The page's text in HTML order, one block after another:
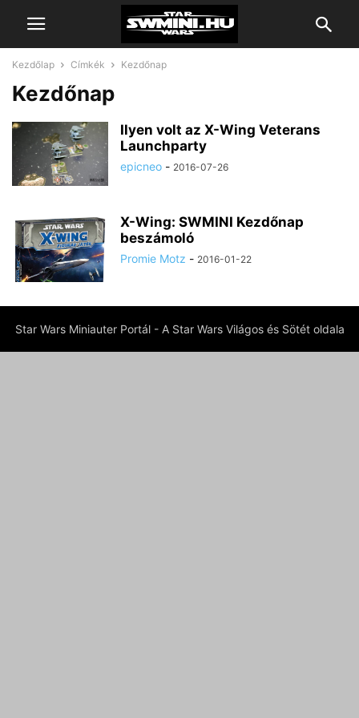
Kezdőlap Címkék Kezdőnap
Kezdőnap
Ilyen volt az X-Wing Veterans
Launchparty
epicneo - 2016-07-26
X-Wing: SWMINI Kezdőnap
beszámoló
Promie Motz - 2016-01-22
Star Wars Miniauter Portál - A Star Wars Világos és Sötét oldala